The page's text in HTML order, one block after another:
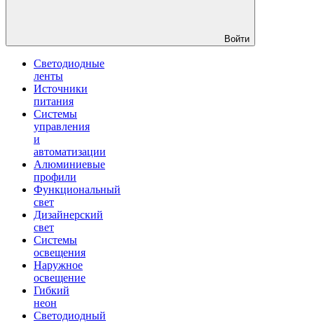
Войти
Светодиодные
ленты
Источники
питания
Системы
управления
и
автоматизации
Алюминиевые
профили
Функциональный
свет
Дизайнерский
свет
Системы
освещения
Наружное
освещение
Гибкий
неон
Светодиодный